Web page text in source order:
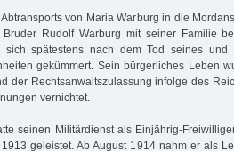
von Maria Warburg in die
Rudolf Warburg mit seiner Familie
sich spätestens nach dem Tod seines und
gekümmert. Sein bürgerliches Leben
der Rechtsanwaltszulassung infolge des
vernichtet.
seinen Militärdienst als Einjährig-
geleistet. Ab August 1914 nahm er als